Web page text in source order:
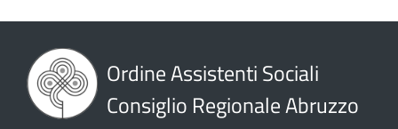
Ordine Assistenti Sociali
Consiglio Regionale Abruzzo